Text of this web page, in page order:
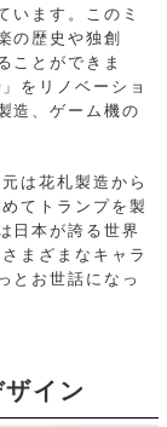
ます。このミ
の歴史や独創
ことができま
をリノベーショ
造、ゲーム機の
は花札製造から
てトランプを製
日本が誇る世界
まざまなキャラ
とお世話になっ
イン